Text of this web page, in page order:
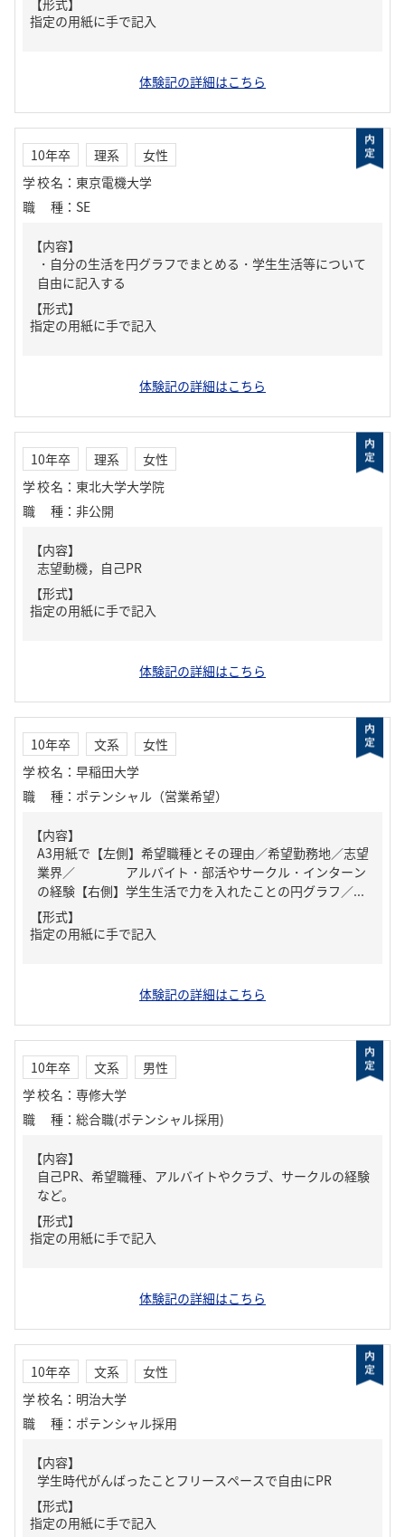
【形式】
指定の用紙に手で記入
体験記の詳細はこちら
10年卒 理系
女性
学校名 ： 東京電機大学
職種 ： SE
【内容】
・自分の生活を円グラフでまとめる・学生生活等について
自由に記入する
【形式】
指定の用紙に手で記入
体験記の詳細はこちら
10年卒 理系
女性
学校名 ： 東北大学大学院
職種 ： 非公開
【内容】
志望動機，自己PR
【形式】
指定の用紙に手で記入
体験記の詳細はこちら
10年卒 文系
女性
学校名 ： 早稲田大学
職種 ： ポテンシャル（営業希望）
【内容】
A3用紙で【左側】希望職種とその理由／希望勤務地／志望
業界／ アルバイト・部活やサークル・インターン
の経験【右側】学生生活で力を入れたことの円グラフ／...
【形式】
指定の用紙に手で記入
体験記の詳細はこちら
10年卒 文系
男性
学校名 ： 専修大学
職種 ： 総合職(ポテンシャル採用)
【内容】
自己PR、希望職種、アルバイトやクラブ、サークルの経験
など。
【形式】
指定の用紙に手で記入
体験記の詳細はこちら
10年卒 文系
女性
学校名 ： 明治大学
職種 ： ポテンシャル採用
【内容】
学生時代がんばったことフリースペースで自由にPR
【形式】
指定の用紙に手で記入